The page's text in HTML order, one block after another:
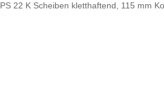
PS 22 K Scheiben kletthaftend, 115 mm